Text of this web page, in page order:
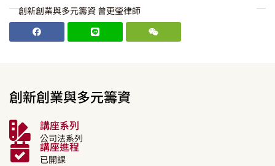
創新創業與多元籌資 曾更瑩律師
創新創業與多元籌資
講座系列
公司法系列
講座進程
已開課